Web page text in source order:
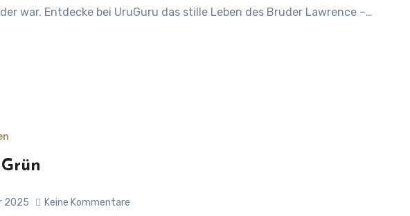
war. Entdecke bei UruGuru das stille Leben des Bruder Lawrence –…
2025 Keine Kommentare